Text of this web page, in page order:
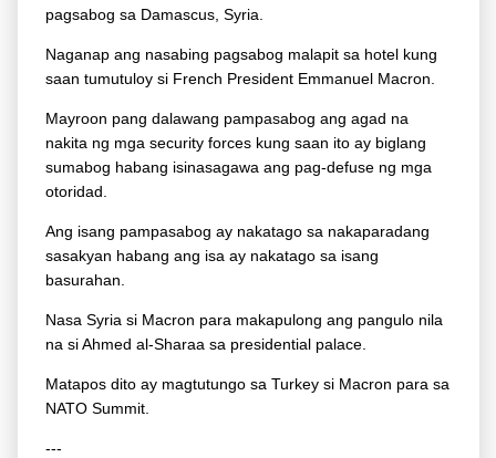
pagsabog sa Damascus, Syria.
Naganap ang nasabing pagsabog malapit sa hotel kung
saan tumutuloy si French President Emmanuel Macron.
Mayroon pang dalawang pampasabog ang agad na
nakita ng mga security forces kung saan ito ay biglang
sumabog habang isinasagawa ang pag-defuse ng mga
otoridad.
Ang isang pampasabog ay nakatago sa nakaparadang
sasakyan habang ang isa ay nakatago sa isang
basurahan.
Nasa Syria si Macron para makapulong ang pangulo nila
na si Ahmed al-Sharaa sa presidential palace.
Matapos dito ay magtutungo sa Turkey si Macron para sa
NATO Summit.
---